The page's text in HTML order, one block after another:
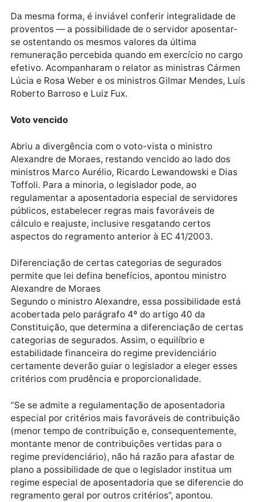
Edson Fachin
Com isso, não há como conferir aos policiais civis a
paridade entre servidores ativos e inativos, pois a
Constituição extinguiu a possibilidade de revisão dos
proventos de aposentadoria, na mesma proporção e
mesma data, sempre que se modificasse a
proventos — a possibilidade de o servidor
se ostentando os mesmos valores da última
remuneração percebida quando em exercício no
efetivo. Acompanharam o relator as ministras
Lúcia e Rosa Weber e os ministros Gilmar Mendes,
Roberto Barroso e Luiz Fux.
Abriu a divergência com o voto-vista o ministro
Alexandre de Moraes, restando vencido ao lado dos
ministros Marco Aurélio, Ricardo Lewandowski e
Toffoli. Para a minoria, o legislador pode, ao
regulamentar a aposentadoria especial de
públicos, estabelecer regras mais favoráveis de
cálculo e reajuste, inclusive resgatando certos
aspectos do regramento anterior à EC 41/2003.
Diferenciação de certas categorias de segurados
permite que lei defina benefícios, apontou ministro
Alexandre de Moraes
Segundo o ministro Alexandre, essa possibilidade
acobertada pelo parágrafo 4º do artigo 40 da
Constituição, que determina a diferenciação de
categorias de segurados. Assim, o equilíbrio e